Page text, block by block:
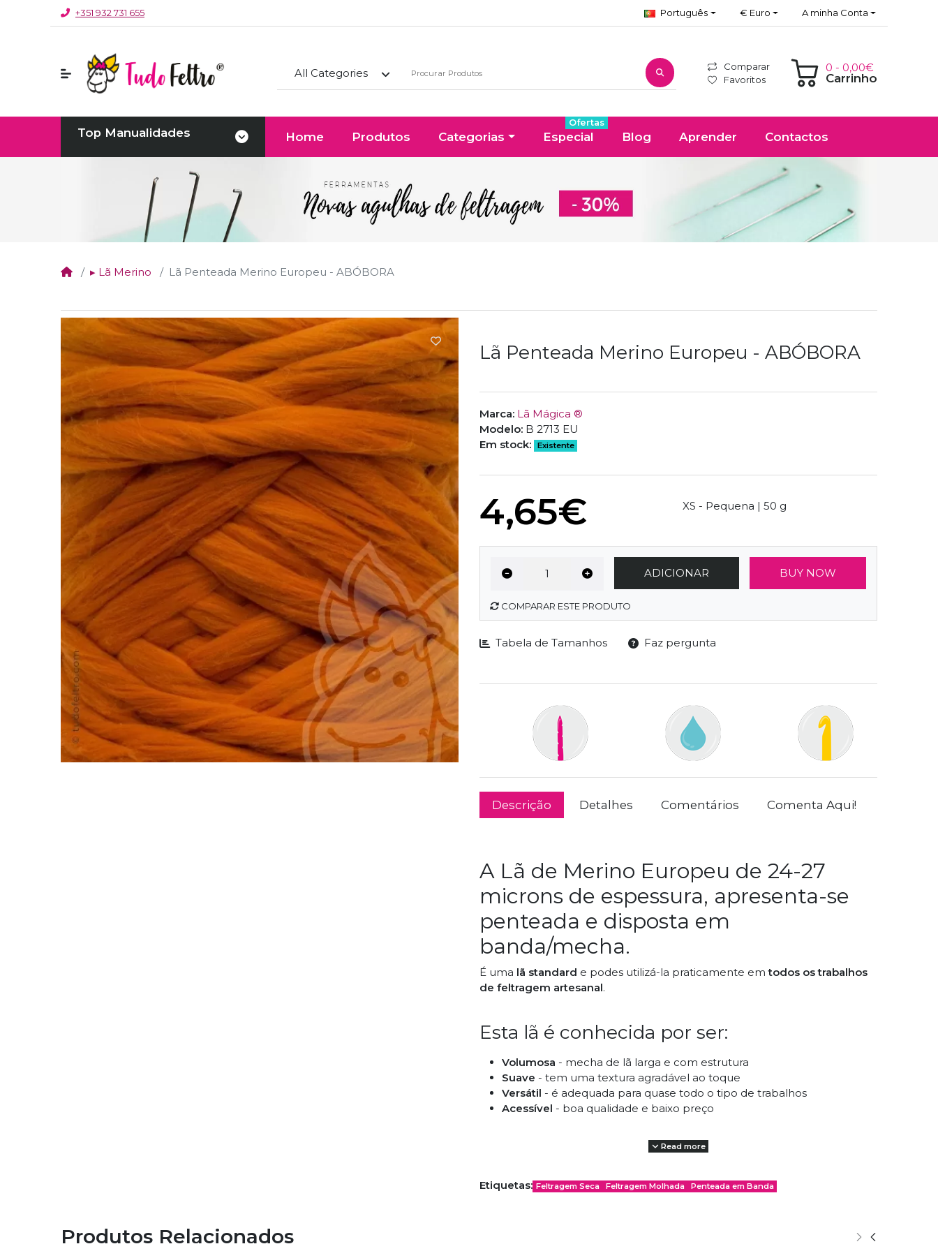
+351 932 731 655 Português € Euro A minha Conta
All Categories
Comparar
Favoritos
Carrinho
0 - 0,00€
Top Manualidades Home Produtos Categorias Especial
Ofertas
Blog Aprender Contactos
▸ Lã Merino Lã Penteada Merino Europeu - ABÓBORA
Lã Penteada Merino Europeu - ABÓBORA
Marca: Lã Mágica ®
Modelo: B 2713 EU
Em stock:
Existente
4,65€ Size
XS - Pequena | 50 g
ADICIONAR BUY NOW
COMPARAR ESTE PRODUTO
Tabela de Tamanhos Faz pergunta
Descrição Detalhes Comentários Comenta Aqui!
A Lã de Merino Europeu de 24-27
microns de espessura, apresenta-se
penteada e disposta em
banda/mecha.
É uma lã standard e podes utilizá-la praticamente emtodos os trabalhos
de feltragem artesanal.
Esta lã é conhecida por ser:
Volumosa - mecha de lã larga e com estrutura
Suave - tem uma textura agradável ao toque
Versátil - é adequada para quase todo o tipo de trabalhos
Acessível - boa qualidade e baixo preço
Feltragem com Água & Sabão(Feltro Molhado) - Wet Felting
Read more
Etiquetas: Feltragem Seca Feltragem Molhada Penteada em Banda
Produtos Relacionados